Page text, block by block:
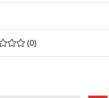
0 AV 5 ANTAL BETYG 0
(0)